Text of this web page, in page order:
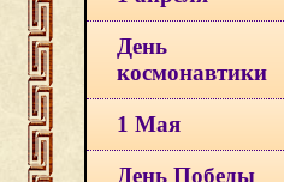
День
космонавтики
1 Мая
День Победы